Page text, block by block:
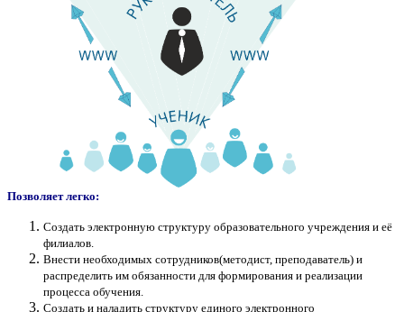
Позволяет легко:
Создать электронную структуру образовательного учреждения и её
филиалов.
Внести необходимых сотрудников(методист, преподаватель) и
распределить им обязанности для формирования и реализации
процесса обучения.
Создать и наладить структуру единого электронного